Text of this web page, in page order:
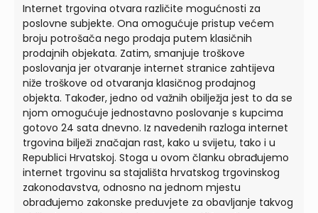
Internet trgovina otvara različite mogućnosti za
poslovne subjekte. Ona omogućuje pristup većem
broju potrošača nego prodaja putem klasičnih
prodajnih objekata. Zatim, smanjuje troškove
poslovanja jer otvaranje internet stranice zahtijeva
niže troškove od otvaranja klasičnog prodajnog
objekta. Također, jedno od važnih obilježja jest to da se
njom omogućuje jednostavno poslovanje s kupcima
gotovo 24 sata dnevno. Iz navedenih razloga internet
trgovina bilježi značajan rast, kako u svijetu, tako i u
Republici Hrvatskoj. Stoga u ovom članku obrađujemo
internet trgovinu sa stajališta hrvatskog trgovinskog
zakonodavstva, odnosno na jednom mjestu
obrađujemo zakonske preduvjete za obavljanje takvog